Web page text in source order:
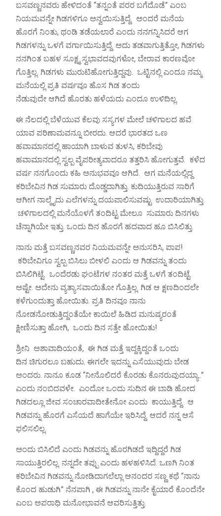
ಬಸವಣ್ಣನವರು ಹೇಳಿದಂತೆ “ತನ್ನಂತೆ ಪರರ ಬಗೆದೊಡೆ” ಎಂಬ
ನಿಯಮವನ್ನೇ ಗಿಡಗಳಿಗೂ ಅನ್ವಯಿಸುತ್ತಿದ್ದೆ. ಅಂದರೆ ಮನೆಯ
ಹೊರಗೆ ನಿಂತು, ಥಂಡಿ ತಡೆಯಲಾರೆ ಎಂದು ನನಗನ್ನಿಸಿದರೆ ಆಗ
ಗಿಡಗಳನ್ನು ಒಳಗೆ ವರ್ಗಾಯಿಸುತ್ತಿದ್ದೆ. ಅದು ತಡವಾಗುತ್ತಿತ್ತೋ, ಗಿಡಗಳು
ನನಗಿಂತ ಬಹಳ ಸೂಕ್ಷ್ಮ ಸ್ವಭಾವದವುಗಳೋ, ಬೇರಾವ ಕಾರಣವೋ
ಗೊತ್ತಿಲ್ಲ. ಗಿಡಗಳು ಮುರುಟಿಹೋಗುತ್ತಿದ್ದವು. ಒಟ್ಟಿನಲ್ಲಿ ಎಂದೂ ನಮ್ಮ
ಮನೆಯಲ್ಲಿ ಪ್ರತಿ ವರ್ಷವೂ ಹೊಸ ಗಿಡ ತಂದು
ನೆಡುವುದೇ ಆಗಿದೆ ಹೊರತು ಹಳೆಯದು ಎಂದೂ ಉಳಿದಿಲ್ಲ.
ಈ ನೆಲದಲ್ಲಿ ಬೆಳೆಯುವ ಕೆಲವು ಸಸ್ಯಗಳ ಮೇಲೆ ಚಳಿಗಾಲದ ಹವೆ
ಯಾವ ಪರಿಣಾಮವನ್ನೂ ಬೀರದು. ಆದರೆ ಭಾರತದ ಒಣ
ಹವಾಮಾನದಲ್ಲಿ ಹಾಯಾಗಿ ಬಾಳುವ ತುಳಸಿ, ಕರಿಬೇವು
ಹವಾಮಾನದಲ್ಲಿ ಸ್ವಲ್ಪ ವೈಪರೀತ್ಯವಾದರೂ ತತ್ತರಿಸಿ ಹೋಗುತ್ತವೆ. ಕಳೆದ
ವರ್ಷ ನನಗೊಂದು ಕಹಿ ಅನುಭವವೂ ಆಗಿದೆ. ಆಗ ಮನೆಯಲ್ಲಿದ್ದ
ಕರಿಬೇವಿನ ಗಿಡ ಸುಮಾರು ದೊಡ್ಡದಾಗಿತ್ತು. ಕುದಿಯುತ್ತಿರುವ ಸಾರಿಗೆ
ಆಗೀಗ ನಾಲ್ಕೈದು ಎಲೆಗಳನ್ನು ದಯಪಾಲಿಸುವಷ್ಟು ಉದಾರಿಯಾಗಿತ್ತು.
ಚಳಿಗಾಲದಲ್ಲಿ ಮನೆಯೊಳಗೆ ತಂದಿಟ್ಟ ಮೇಲೂ ಸುಮಾರು ದಿನಗಳು
ಚೆನ್ನಾಗಿಯೇ ಇತ್ತು. ಒಂದು ದಿನ ಹೊರಗೆ ಹದವಾದ ಹೂ ಬಿಸಿಲಿತ್ತು.
ನಾನು ಮತ್ತೆ ಬಸವಣ್ಣನವರ ನಿಯಮವನ್ನೇ ಅನುಸರಿಸಿ, ಪಾಪ!
ಕರಿಬೇವಿಗೂ ಸ್ವಲ್ಪ ಬಿಸಿಲು ಬೀಳಲಿ ಎಂದು ಆ ಗಿಡವನ್ನು ತಂದು
ಬಿಸಿಲಿಗಿಟ್ಟೆ. ಒಂದೆರಡು ಘಂಟೆಗಳ ನಂತರ ಮತ್ತೆ ಒಳಗೆ ತಂದಿಟ್ಟೆ.
ಅಷ್ಟೇ. ಅದೇನು ವ್ಯತ್ಯಾಸವಾಯಿತೋ ಗೊತ್ತಿಲ್ಲ. ಗಿಡ ಆ ಕ್ಷಣದಿಂದಲೇ
ಕಳೆಗುಂದುತ್ತಾ ಹೋಯಿತು. ಪ್ರತಿ ದಿನವೂ ನಾನು
ನೋಡನೋಡುತ್ತಿದ್ದಂತೆಯೇ ಕಾಯಿಲೆ ಹಿಡಿದ ಮನುಷ್ಯರಂತೆ
ಕ್ಷೀಣಿಸುತ್ತಾ ಹೋಗಿ, ಒಂದು ದಿನ ಸತ್ತೇ ಹೋಯಿತು!
ಶ್ರೀನಿ ಅಶಾವಾದಿಯಂತೆ, ಈ ಗಿಡ ಮತ್ತೆ ಇದ್ದಕ್ಕಿದ್ದಂತೆ ಒಂದು
ದಿನ ಚಿಗುರಲೂ ಬಹುದು. ಈಗಲೇ ಇದನ್ನು ಎಸೆಯುವುದು ಬೇಡ
ಅಂದರು. ನಾನೂ ಕೂಡ “ನೀನೊಲಿದರೆ ಕೊರಡು ಕೊನರುವುದಯ್ಯಾ..”
ಎಂದು ನಂಬಿದವಳೇ. ಎಂದೋ ಒಂದು ಸುದಿನ ಈ ಬಾಡಿ ಹೋದ
ಗಿಡದಲ್ಲೂ ಜೀವ ಸಂಚಾರವಾದೀತೇನೋ ಎಂದು ಕಾಯುತ್ತಿದ್ದೆ. ಆ
ಗಿಡವನ್ನು ಹೊರಗೆ ಎಸೆಯದೆ ಹಾಗೆಯೇ ಇರಿಸಿದ್ದೆ. ಆದರೆ ನನ್ನ ಆಸೆ
ಫಲಿಸಲಿಲ್ಲ.
ಅಂದು ಬಿಸಿಲಿದೆ ಎಂದು ಗಿಡವನ್ನು ಹೊರಗಿಡದೆ ಇದ್ದಿದ್ದರೆ ಗಿಡ
ಸಾಯುತ್ತಿರಲಿಲ್ಲ. ನನ್ನದೇ ತಪ್ಪು ಎಂದು ಹಳಹಳಿಸಿದೆ. ಒಣಗಿ ನಿಂತ
ಕರಿಬೇವಿನ ಗಿಡವನ್ನು ನೋಡಿದಾಗಲೆಲ್ಲಾ ಆನಂದರ ಸಣ್ಣ ಕಥೆ “ನಾನು
ಕೊಂದ ಹುಡುಗಿ” ನೆನಪಾಗಿ , ಈ ಗಿಡವನ್ನು ನಾನೇ ಕೈಯಾರೆ ಕೊಂದೆನೇ
ಎಂಬ ಅಪರಾಧಿ ಮನೋಭಾವನೆ ಆವರಿಸುತ್ತಿತ್ತು.